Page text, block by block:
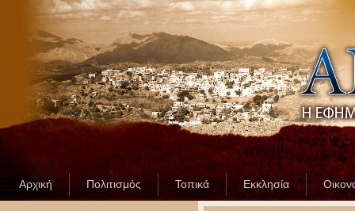
Αρχική Πολιτισμός Τοπικά Εκκλησία